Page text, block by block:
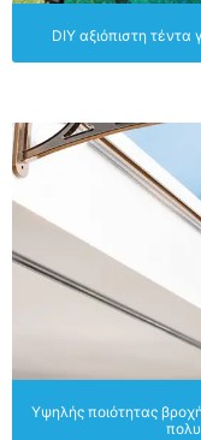
DIY αξιόπιστη
Υψηλής ποιότητας